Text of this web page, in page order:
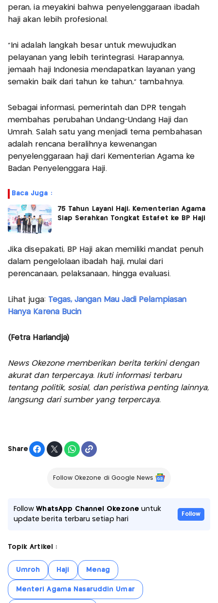
peran, ia meyakini bahwa penyelenggaraan ibadah
haji akan lebih profesional.
“Ini adalah langkah besar untuk mewujudkan
pelayanan yang lebih terintegrasi. Harapannya,
jemaah haji Indonesia mendapatkan layanan yang
semakin baik dari tahun ke tahun,” tambahnya.
Sebagai informasi, pemerintah dan DPR tengah
membahas perubahan Undang-Undang Haji dan
Umrah. Salah satu yang menjadi tema pembahasan
adalah rencana beralihnya kewenangan
penyelenggaraan haji dari Kementerian Agama ke
Badan Penyelenggara Haji.
Baca Juga :
75 Tahun Layani Haji, Kementerian Agama
Siap Serahkan Tongkat Estafet ke BP Haji
Jika disepakati, BP Haji akan memiliki mandat penuh
dalam pengelolaan ibadah haji, mulai dari
perencanaan, pelaksanaan, hingga evaluasi.
Lihat juga: Tegas, Jangan Mau Jadi Pelampiasan
Hanya Karena Bucin
(Fetra Hariandja)
News Okezone memberikan berita terkini dengan
akurat dan terpercaya. Ikuti informasi terbaru
tentang politik, sosial, dan peristiwa penting lainnya,
langsung dari sumber yang terpercaya.
Share
Follow Okezone di Google News
FollowWhatsApp Channel Okezone untuk
update berita terbaru setiap hari
Follow
Topik Artikel :
Umroh Haji Menag
Menteri Agama Nasaruddin Umar